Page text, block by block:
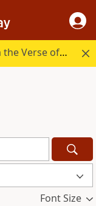
Start your day in God's Word with the Verse of the Day.
Font Size